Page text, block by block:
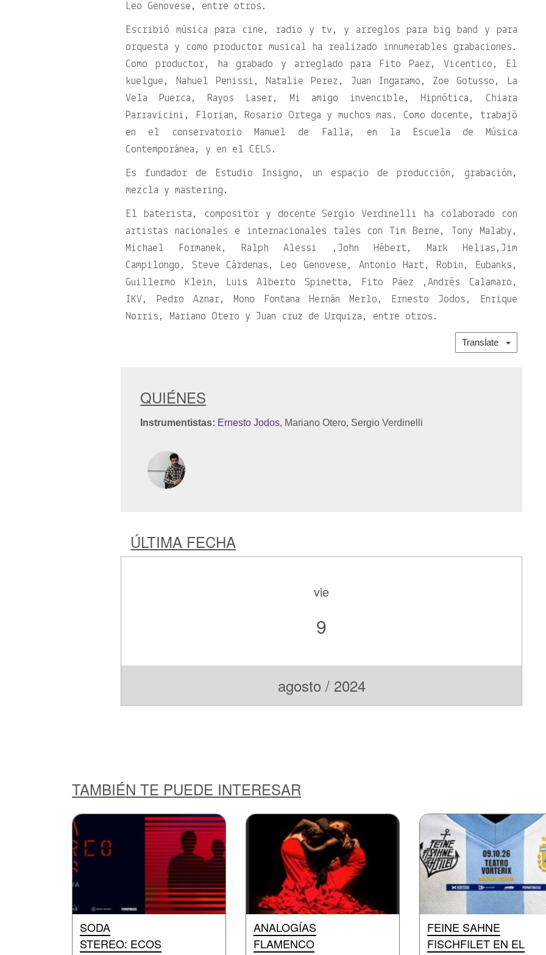
Leo Genovese, entre otros.
Escribió música para cine, radio y tv, y arreglos para big band y para
orquesta y como productor musical ha realizado innumerables grabaciones.
Como productor, ha grabado y arreglado para Fito Paez, Vicentico, El
kuelgue, Nahuel Penissi, Natalie Perez, Juan Ingaramo, Zoe Gotusso, La
Vela Puerca, Rayos Laser, Mi amigo invencible, Hipnótica, Chiara
Parravicini, Florian, Rosario Ortega y muchos mas. Como docente, trabajò
en el conservatorio Manuel de Falla, en la Escuela de Música
Contemporánea, y en el CELS.
Es fundador de Estudio Insigno, un espacio de producción, grabación,
mezcla y mastering.
El baterista, compositor y docente Sergio Verdinelli ha colaborado con
artistas nacionales e internacionales tales con Tim Berne, Tony Malaby,
Michael Formanek, Ralph Alessi ,John Hébert, Mark Helias,Jim
Campilongo, Steve Cárdenas, Leo Genovese, Antonio Hart, Robin, Eubanks,
Guillermo Klein, Luis Alberto Spinetta, Fito Páez ,Andrés Calamaro,
IKV, Pedro Aznar, Mono Fontana Hernán Merlo, Ernesto Jodos, Enrique
Norris, Mariano Otero y Juan cruz de Urquiza, entre otros.
Translate
QUIÉNES
Instrumentistas: Ernesto Jodos, Mariano Otero, Sergio Verdinelli
ÚLTIMA FECHA
vie
9
agosto / 2024
TAMBIÉN TE PUEDE INTERESAR
SODA
STEREO: ECOS
ANALOGÍAS
FLAMENCO
FEINE SAHNE
FISCHFILET EN EL